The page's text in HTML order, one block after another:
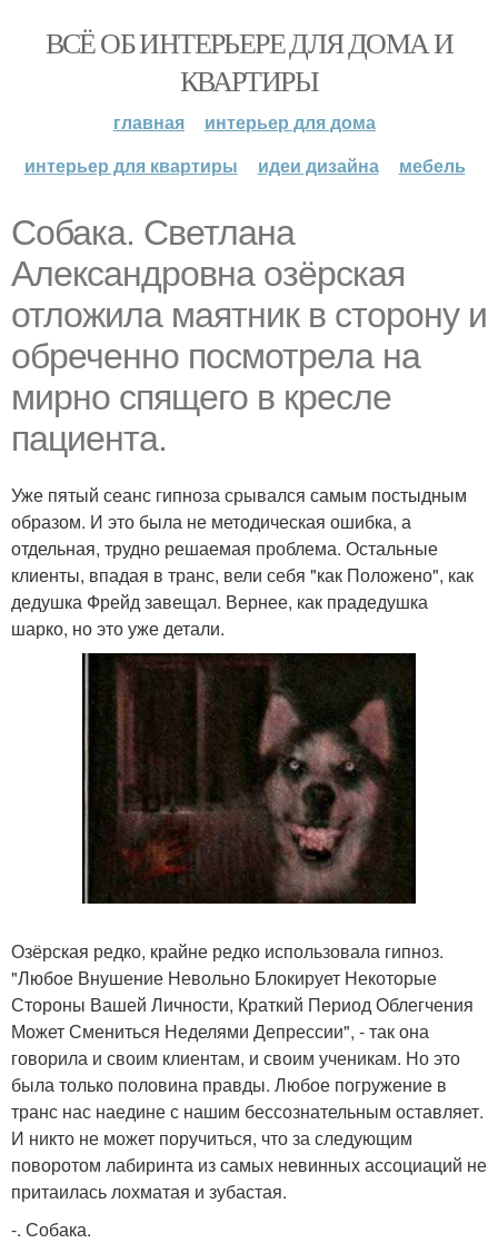
ВСЁ ОБ ИНТЕРЬЕРЕ ДЛЯ ДОМА И
КВАРТИРЫ
главная
интерьер для дома
интерьер для квартиры
идеи дизайна мебель
Собака. Светлана
Александровна озёрская
отложила маятник в сторону и
обреченно посмотрела на
мирно спящего в кресле
пациента.
Уже пятый сеанс гипноза срывался самым постыдным
образом. И это была не методическая ошибка, а
отдельная, трудно решаемая проблема. Остальные
клиенты, впадая в транс, вели себя "как Положено", как
дедушка Фрейд завещал. Вернее, как прадедушка
шарко, но это уже детали.
Озёрская редко, крайне редко использовала гипноз.
"Любое Внушение Невольно Блокирует Некоторые
Стороны Вашей Личности, Краткий Период Облегчения
Может Смениться Неделями Депрессии", - так она
говорила и своим клиентам, и своим ученикам. Но это
была только половина правды. Любое погружение в
транс нас наедине с нашим бессознательным оставляет.
И никто не может поручиться, что за следующим
поворотом лабиринта из самых невинных ассоциаций не
притаилась лохматая и зубастая.
-. Собака.